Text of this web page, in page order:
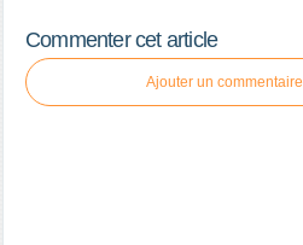
Commenter cet article
Ajouter un commentaire